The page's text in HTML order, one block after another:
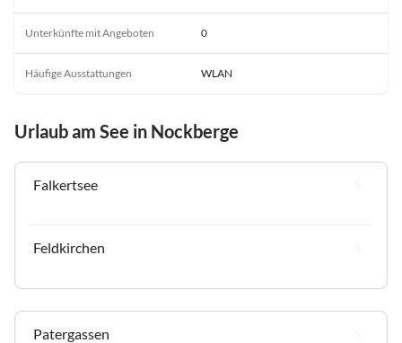
Unterkünfte mit Angeboten 0
Häufige Ausstattungen WLAN
Urlaub am See in Nockberge
Falkertsee
Feldkirchen
Patergassen